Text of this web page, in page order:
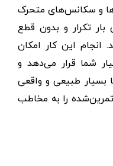
و سکانس‌های متحرک
تکرار و بدون قطع
انجام این کار امکان
شما قرار می‌دهد و
بسیار طبیعی و واقعی
را به مخاطب